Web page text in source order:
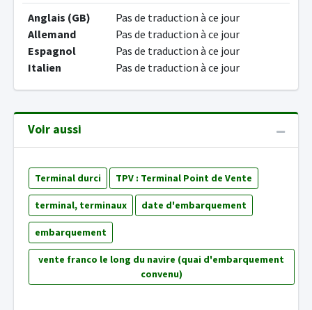
Anglais (GB)
Pas de traduction à ce jour
Allemand
Pas de traduction à ce jour
Espagnol
Pas de traduction à ce jour
Italien
Pas de traduction à ce jour
Voir aussi
Terminal durci TPV : Terminal Point de Vente
terminal, terminaux date d'embarquement
embarquement
vente franco le long du navire (quai d'embarquement
convenu)